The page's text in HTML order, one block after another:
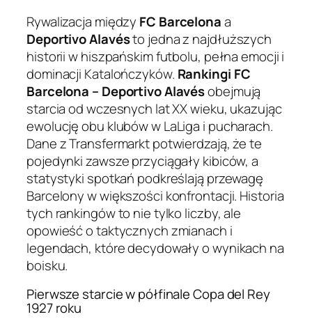
Rywalizacja między FC Barcelonaa
Deportivo Alavésto jedna z najdłuższych
historii w hiszpańskim futbolu, pełna emocji i
dominacji Katalończyków. Rankingi FC
Barcelona – Deportivo Alavésobejmują
starcia od wczesnych lat XX wieku, ukazując
ewolucję obu klubów w LaLiga i pucharach.
Dane z Transfermarkt potwierdzają, że te
pojedynki zawsze przyciągały kibiców, a
statystyki spotkań podkreślają przewagę
Barcelony w większości konfrontacji. Historia
tych rankingów to nie tylko liczby, ale
opowieść o taktycznych zmianach i
legendach, które decydowały o wynikach na
boisku.
Pierwsze starcie w półfinale Copa del Rey
1927 roku